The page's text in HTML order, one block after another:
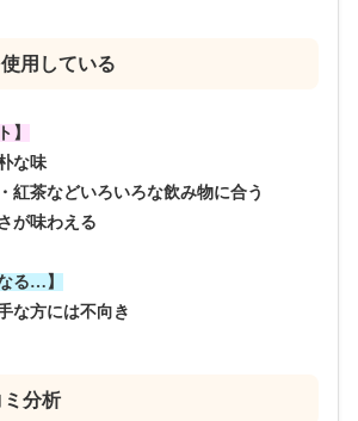
用している
】
な味
紅茶などいろいろな飲み物に合う
が味わえる
る…】
な方には不向き
分析